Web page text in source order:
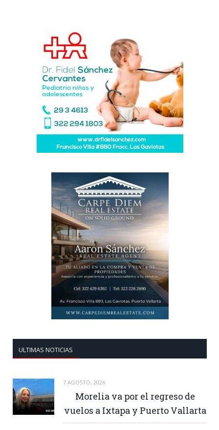
ULTIMAS NOTICIAS
7 AGOSTO, 2026
Morelia va por el regreso de
vuelos a Ixtapa y Puerto Vallarta